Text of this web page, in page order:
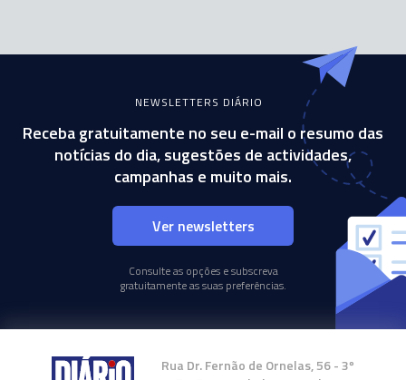
NEWSLETTERS DIÁRIO
Receba gratuitamente no seu e-mail o resumo das
notícias do dia, sugestões de actividades,
campanhas e muito mais.
Ver newsletters
Consulte as opções e subscreva
gratuitamente as suas preferências.
Rua Dr. Fernão de Ornelas, 56 - 3º